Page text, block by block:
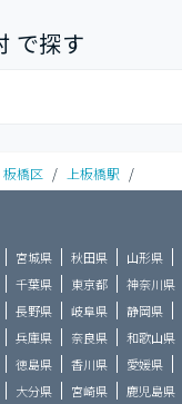
で探す
板橋区 / 上板橋駅 /
宮城県 秋田県 山形県
千葉県 東京都 神奈川県
長野県 岐阜県 静岡県
兵庫県 奈良県 和歌山県
徳島県 香川県 愛媛県
大分県 宮崎県 鹿児島県